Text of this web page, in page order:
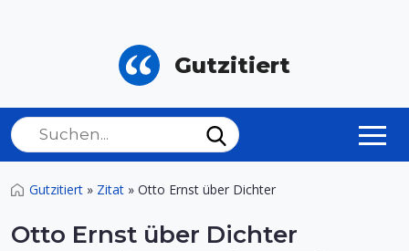
Gutzitiert
Gutzitiert » Zitat » Otto Ernst über Dichter
Otto Ernst über Dichter